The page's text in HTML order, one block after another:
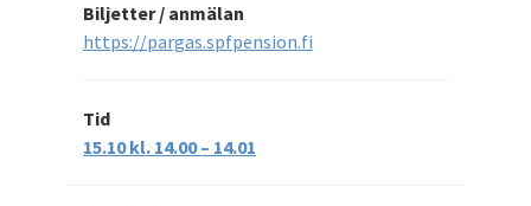
Biljetter / anmälan
https://pargas.spfpension.fi
Tid
15.10 kl. 14.00 – 14.01